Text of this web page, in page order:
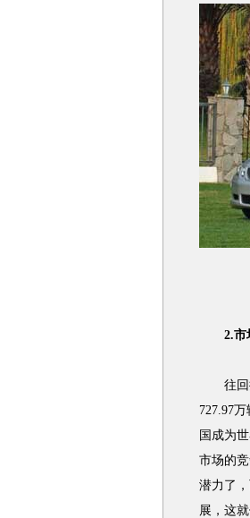
2.市场
往回推
727.97
国成为
市场的
潜力了
展，这